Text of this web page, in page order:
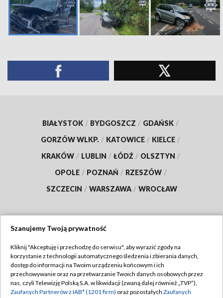
BIAŁYSTOK / BYDGOSZCZ / GDAŃSK /
GORZÓW WLKP. / KATOWICE / KIELCE /
KRAKÓW / LUBLIN / ŁÓDŹ / OLSZTYN /
OPOLE / POZNAŃ / RZESZÓW /
SZCZECIN / WARSZAWA / WROCŁAW
TVP
Abonament TVP
Emisja w TVP
Regulamin TVP
Polityka prywatności
Szanujemy Twoją prywatność
Kliknij "Akceptuję i przechodzę do serwisu", aby wyrazić zgody na
korzystanie z technologii automatycznego śledzenia i zbierania danych,
dostęp do informacji na Twoim urządzeniu końcowym i ich
przechowywanie oraz na przetwarzanie Twoich danych osobowych przez
nas, czyli Telewizję Polską S.A. w likwidacji (zwaną dalej również „TVP”),
Zaufanych Partnerów z IAB* (1201 firm) oraz pozostałych Zaufanych